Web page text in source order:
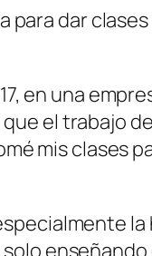
para dar
en una
el trabajo
mis clases